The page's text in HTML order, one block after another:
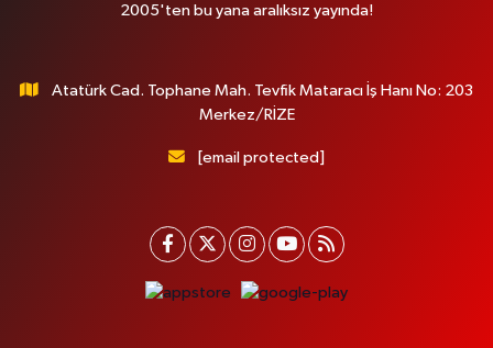
2005'ten bu yana aralıksız yayında!
Atatürk Cad. Tophane Mah. Tevfik Mataracı İş Hanı No: 203
Merkez/RİZE
[email protected]